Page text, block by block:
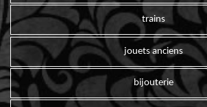
trains
jouets anciens
bijouterie